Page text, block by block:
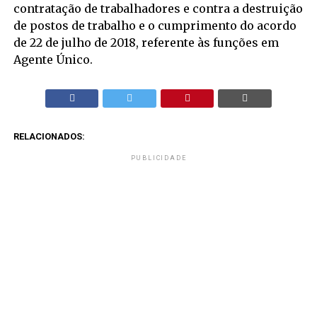
contratação de trabalhadores e contra a destruição
de postos de trabalho e o cumprimento do acordo
de 22 de julho de 2018, referente às funções em
Agente Único.
RELACIONADOS:
PUBLICIDADE